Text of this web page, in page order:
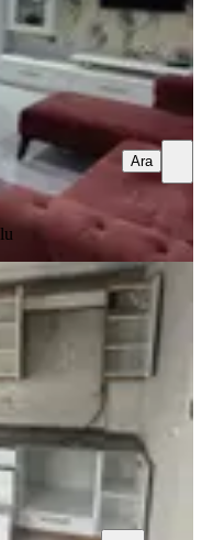
Değirmencioğlu
Ara
De Kiralık 1+1
21.05.2026
Caka